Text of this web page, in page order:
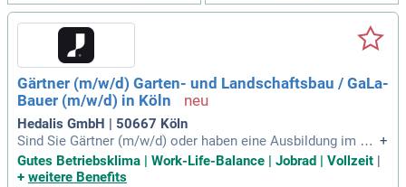
Gärtner (m/w/d) Garten- und Landschaftsbau / GaLa-
Bauer (m/w/d) in Köln
Hedalis GmbH | 50667 Köln
Sind Sie Gärtner (m/w/d) oder haben eine Ausbildung im Ga
La-Bau? Wir suchen talentierte Mitarbeiter mit Erfahrung in
der Grünpflege und einem Auge für Details. Bei uns erwartet
+
Gutes Betriebsklima | Work-Life-Balance | Jobrad | Vollzeit
+ weitere Benefits